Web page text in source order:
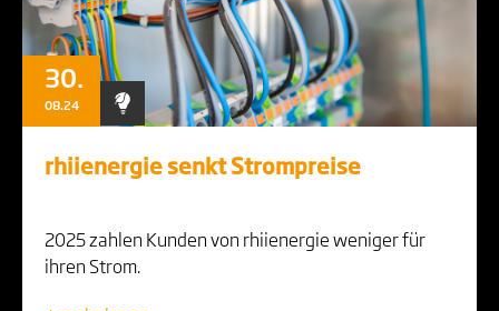
30.
08.24
rhiienergie senkt Strompreise
2025 zahlen Kunden von rhiienergie weniger für
ihren Strom.